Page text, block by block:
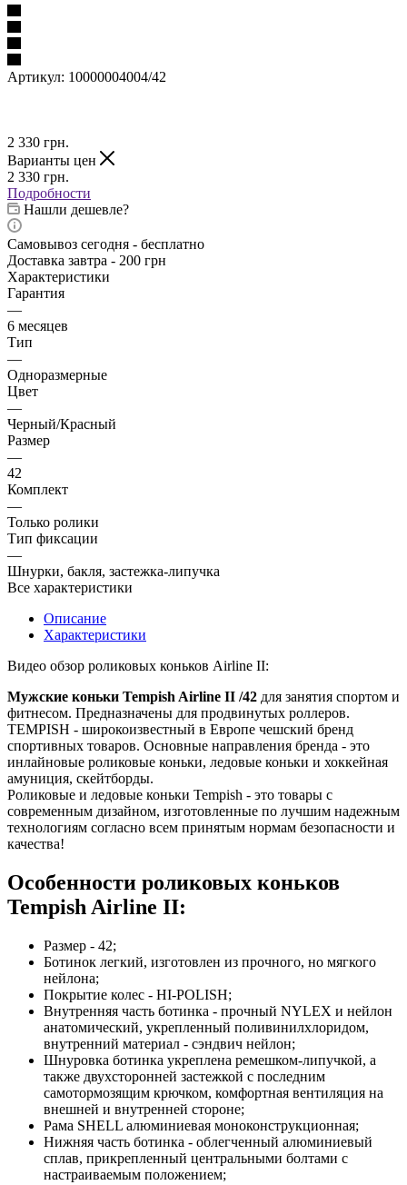
Артикул: 10000004004/42
2 330 грн.
Варианты цен
2 330 грн.
Подробности
Нашли дешевле?
Самовывоз сегодня - бесплатно
Доставка завтра - 200 грн
Характеристики
Гарантия
—
6 месяцев
Тип
—
Одноразмерные
Цвет
—
Черный/Красный
Размер
—
42
Комплект
—
Только ролики
Тип фиксации
—
Шнурки, бакля, застежка-липучка
Все характеристики
Описание
Характеристики
Видео обзор роликовых коньков Airline II:
Мужские коньки Tempish Airline II /42 для занятия спортом и
фитнесом. Предназначены для продвинутых роллеров.
TEMPISH - широкоизвестный в Европе чешский бренд
спортивных товаров. Основные направления бренда - это
инлайновые роликовые коньки, ледовые коньки и хоккейная
амуниция, скейтборды.
Роликовые и ледовые коньки Tempish - это товары с
современным дизайном, изготовленные по лучшим надежным
технологиям согласно всем принятым нормам безопасности и
качества!
Особенности роликовых коньков
Tempish Airline II:
Размер - 42;
Ботинок легкий, изготовлен из прочного, но мягкого
нейлона;
Покрытие колес - HI-POLISH;
Внутренняя часть ботинка - прочный NYLEX и нейлон
анатомический, укрепленный поливинилхлоридом,
внутренний материал - сэндвич нейлон;
Шнуровка ботинка укреплена ремешком-липучкой, а
также двухсторонней застежкой с последним
самотормозящим крючком, комфортная вентиляция на
внешней и внутренней стороне;
Рама SHELL алюминиевая моноконструкционная;
Нижняя часть ботинка - облегченный алюминиевый
сплав, прикрепленный центральными болтами с
настраиваемым положением;